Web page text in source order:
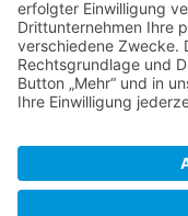
Zuletzt bearbeitet